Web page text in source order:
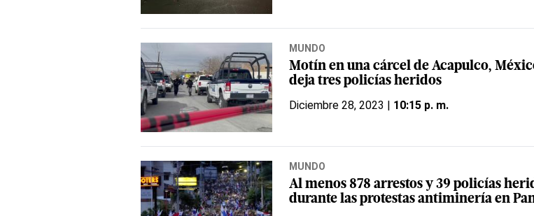
MUNDO
Motín en una cárcel de Acapulco,
deja tres policías heridos
Diciembre 28, 2023 | 10:15 p. m.
MUNDO
Al menos 878 arrestos y 39 policías
durante las protestas antiminería en